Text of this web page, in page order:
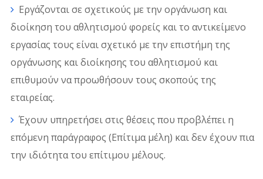
Εργάζονται σε σχετικούς με την οργάνωση και
διοίκηση του αθλητισμού φορείς και το αντικείμενο
εργασίας τους είναι σχετικό με την επιστήμη της
οργάνωσης και διοίκησης του αθλητισμού και
επιθυμούν να προωθήσουν τους σκοπούς της
εταιρείας.
Έχουν υπηρετήσει στις θέσεις που προβλέπει η
επόμενη παράγραφος (Επίτιμα μέλη) και δεν έχουν πια
την ιδιότητα του επίτιμου μέλους.